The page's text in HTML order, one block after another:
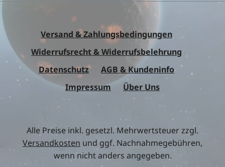
Versand & Zahlungsbedingungen
Widerrufsrecht & Widerrufsbelehrung
Datenschutz
AGB & Kundeninfo
Impressum
Über Uns
Alle Preise inkl. gesetzl. Mehrwertsteuer zzgl.
Versandkosten und ggf. Nachnahmegebühren,
wenn nicht anders angegeben.